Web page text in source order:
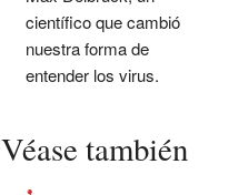
científico que cambió
nuestra forma de
entender los virus.
Véase también